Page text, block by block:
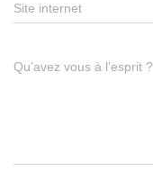
Site internet
Qu’avez vous à l’esprit ?